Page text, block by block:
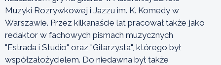
Muzyki Rozrywkowej i Jazzu im. K. Komedy w
Warszawie. Przez kilkanaście lat pracował także jako
redaktor w fachowych pismach muzycznych
"Estrada i Studio" oraz "Gitarzysta", którego był
współzałożycielem. Do niedawna był także